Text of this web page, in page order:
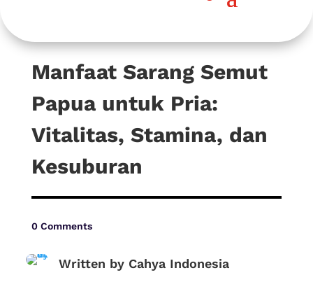
Manfaat Sarang Semut
Papua untuk Pria:
Vitalitas, Stamina, dan
Kesuburan
0 Comments
Written by Cahya Indonesia